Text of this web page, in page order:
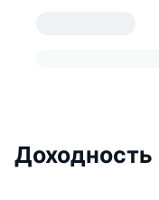
Доходность